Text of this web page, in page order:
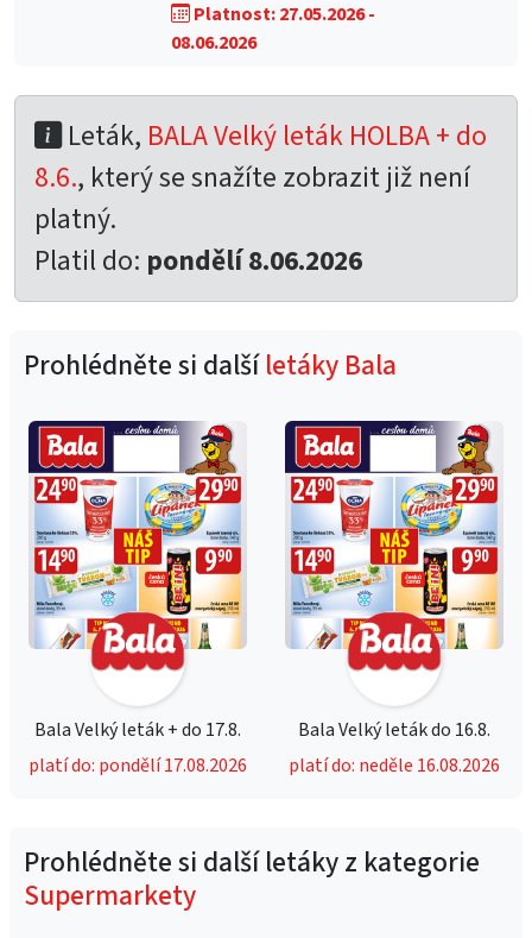
Platnost: 27.05.2026 -
08.06.2026
Leták, BALA Velký leták HOLBA + do
8.6., který se snažíte zobrazit již není
platný.
Platil do: pondělí 8.06.2026
Prohlédněte si dalšíletáky Bala
Bala Velký leták + do 17.8.
platí do: pondělí 17.08.2026
Bala Velký leták do 16.8.
platí do: neděle 16.08.2026
Prohlédněte si další letáky z kategorie
Supermarkety